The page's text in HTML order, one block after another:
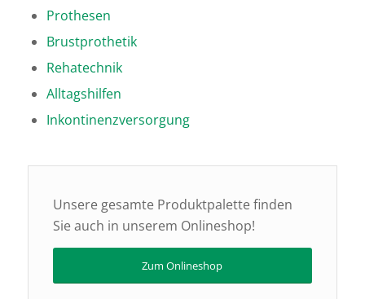
Prothesen
Brustprothetik
Rehatechnik
Alltagshilfen
Inkontinenzversorgung
Unsere gesamte Produktpalette finden
Sie auch in unserem Onlineshop!
Zum Onlineshop